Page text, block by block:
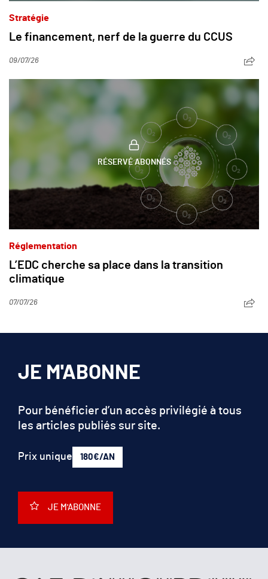
Stratégie
Le financement, nerf de la guerre du CCUS
09/07/26
RÉSERVÉ ABONNÉS
Réglementation
L’EDC cherche sa place dans la transition
climatique
07/07/26
JE M'ABONNE
Pour bénéficier d’un accès privilégié à tous
les articles publiés sur site.
Prix unique 180€/AN
JE M'ABONNE